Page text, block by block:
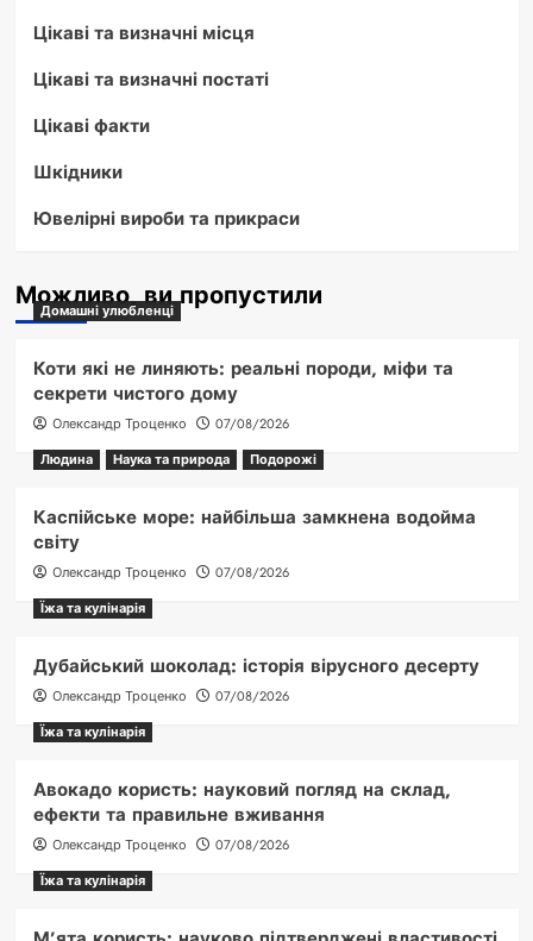
Цікаві та визначні місця
Цікаві та визначні постаті
Цікаві факти
Шкідники
Ювелірні вироби та прикраси
Можливо, ви пропустили
Домашні улюбленці
Коти які не линяють: реальні породи, міфи та
секрети чистого дому
Олександр Троценко
07/08/2026
Людина
Наука та природа Подорожі
Каспійське море: найбільша замкнена водойма
світу
Олександр Троценко
07/08/2026
Їжа та кулінарія
Дубайський шоколад: історія вірусного десерту
Олександр Троценко
07/08/2026
Їжа та кулінарія
Авокадо користь: науковий погляд на склад,
ефекти та правильне вживання
Олександр Троценко
07/08/2026
Їжа та кулінарія